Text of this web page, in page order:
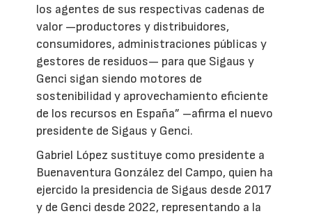
los agentes de sus respectivas cadenas de
valor —productores y distribuidores,
consumidores, administraciones públicas y
gestores de residuos— para que Sigaus y
Genci sigan siendo motores de
sostenibilidad y aprovechamiento eficiente
de los recursos en España” –afirma el nuevo
presidente de Sigaus y Genci.
Gabriel López sustituye como presidente a
Buenaventura González del Campo, quien ha
ejercido la presidencia de Sigaus desde 2017
y de Genci desde 2022, representando a la